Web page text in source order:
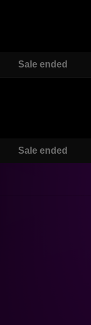
Sale ended
Sale ended